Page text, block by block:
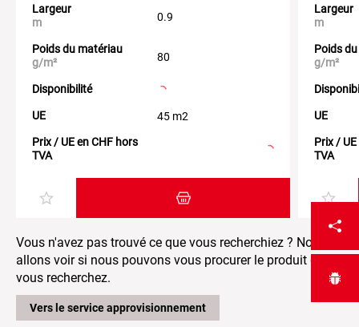
Largeur
m
0.9
Poids du matériau
g/m²
80
Disponibilité
UE
45 m2
Prix / UE en CHF hors
TVA
Ajouter au panier
Largeur
m
Poids
g/m²
UE
Prix /
TVA
Vous n'avez pas trouvé ce que vous recherchiez ? Nous
allons voir si nous pouvons vous procurer le produit que
vous recherchez.
Vers le service approvisionnement